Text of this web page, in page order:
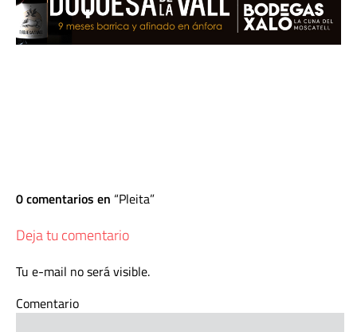
0 comentarios en Pleita
Deja tu comentario
Tu e-mail no será visible.
Comentario